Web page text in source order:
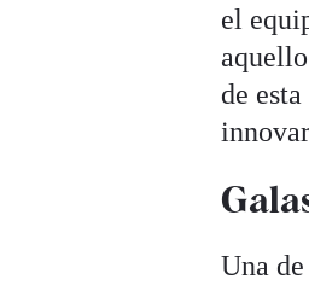
el
de
Una